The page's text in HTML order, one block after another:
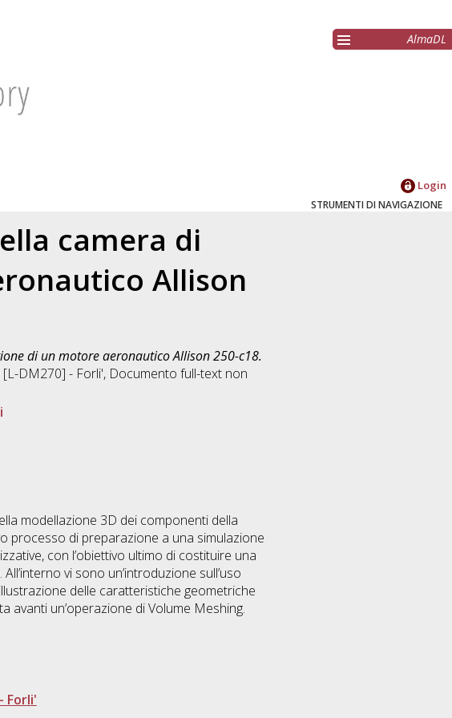
AlmaDL
Login
STRUMENTI DI NAVIGAZIONE
camera di
Allison
di un motore aeronautico Allison 250-c18.
DM270] - Forli', Documento full-text non
modellazione 3D dei componenti della
processo di preparazione a una simulazione
con l’obiettivo ultimo di costituire una
vi sono un’introduzione sull’uso
delle caratteristiche geometriche
un’operazione di Volume Meshing.
Forli'